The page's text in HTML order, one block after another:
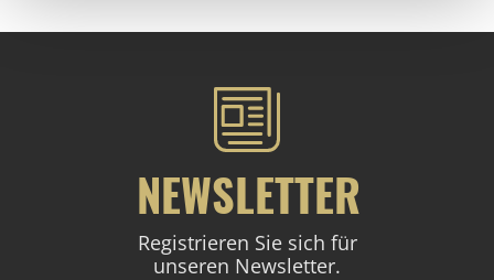
NEWSLETTER
Registrieren Sie sich für
unseren Newsletter.